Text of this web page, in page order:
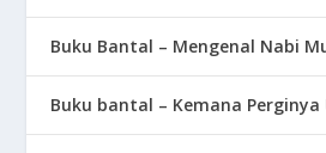
Buku Bantal – Mengenal Nabi
Buku bantal – Kemana Perginya